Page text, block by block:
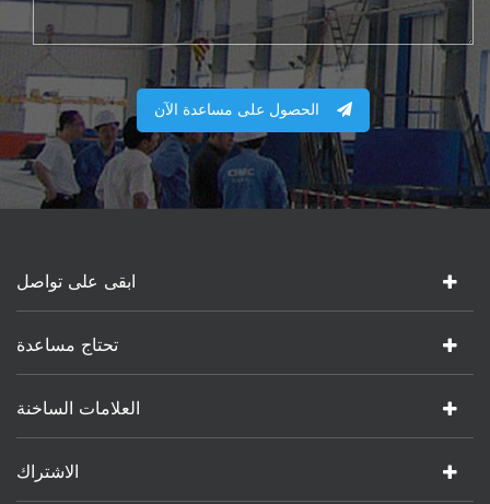
الحصول على مساعدة الآن
ابقى على تواصل
تحتاج مساعدة
العلامات الساخنة
الاشتراك